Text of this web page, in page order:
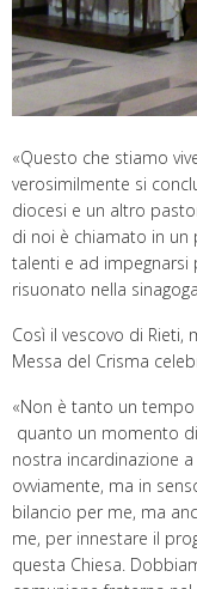
«Questo che stiamo
verosimilmente si
diocesi e un altro
di noi è chiamato in
talenti e ad impegnarsi
risuonato nella
Così il vescovo di Rieti,
Messa del Crisma
«Non è tanto un
quanto un momento
nostra incardinazione
ovviamente, ma in
bilancio per me, ma
me, per innestare il
questa Chiesa.